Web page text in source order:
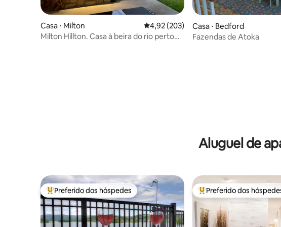
Casa ⋅ Milton 4,92 de uma avaliação média de 5, 203
4,92 (203)
Milton Hillton. Casa à beira do rio perto
Casa ⋅ Bedford
Fazendas de Atoka
Aluguel de
Entre os melhores preferidos dos hóspedes
Preferido dos hóspedes Entre os melhores
Preferido dos